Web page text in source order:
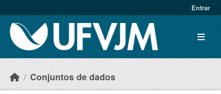
Entrar
Conjuntos de dados